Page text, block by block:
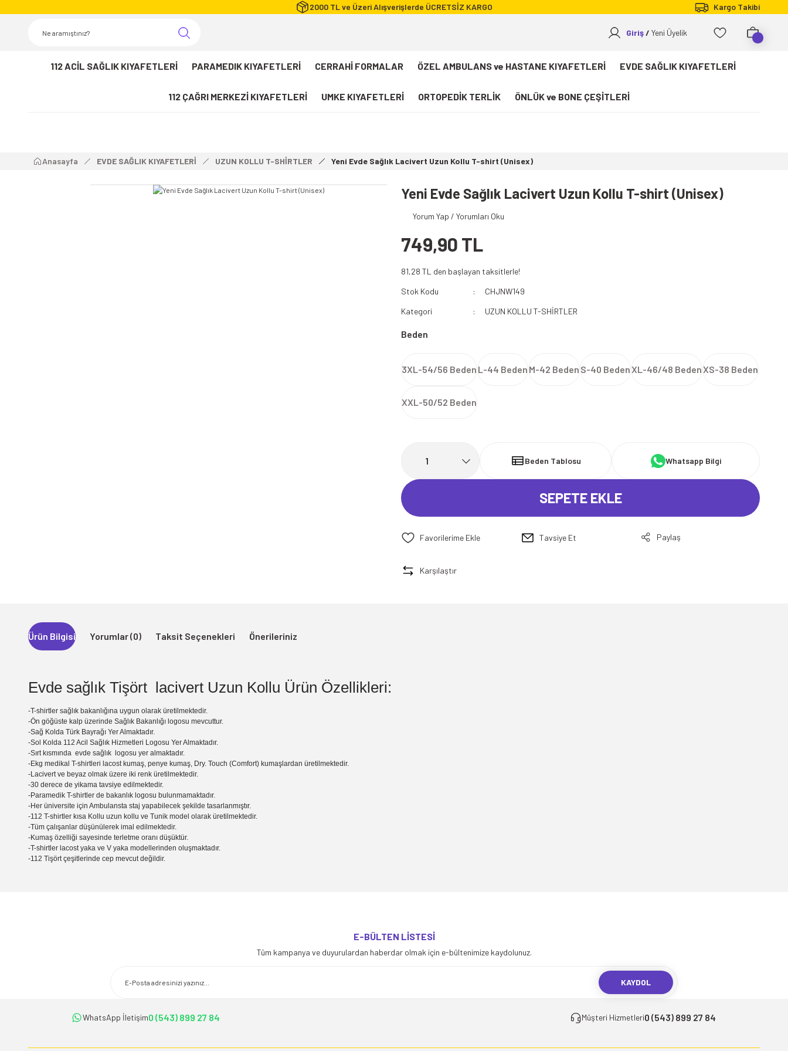
2000 TL ve Üzeri Alışverişlerde ÜCRETSİZ KARGO Kargo Takibi
Giriş Yeni Üyelik
112 ACİL SAĞLIK KIYAFETLERİ PARAMEDIK KIYAFETLERİ CERRAHİ FORMALAR ÖZEL AMBULANS ve HASTANE KIYAFETLERİ EVDE SAĞLIK KIYAFETLERİ
112 ÇAĞRI MERKEZİ KIYAFETLERİ UMKE KIYAFETLERİ ORTOPEDİK TERLİK ÖNLÜK ve BONE ÇEŞİTLERİ
Paramedik T-shirt
112 Paramedik Yelek
112 Acil Sağlık Polar
Paramedik Swit
Anasayfa EVDE SAĞLIK KIYAFETLERİ UZUN KOLLU T-SHİRTLER Yeni Evde Sağlık Lacivert Uzun Kollu T-shirt (Unisex)
Yeni Evde Sağlık Lacivert Uzun Kollu T-shirt (Unisex)
Yorum Yap / Yorumları Oku
749,90 TL
81,28 TL den başlayan taksitlerle!
Stok Kodu
CHJNW149
Kategori
UZUN KOLLU T-SHİRTLER
Beden
3XL-54/56 Beden L-44 Beden M-42 Beden S-40 BedenXL-46/48 BedenXS-38 Beden
XXL-50/52 Beden
Beden Tablosu Whatsapp Bilgi
SEPETE EKLE
Tavsiye Et Paylaş
Karşılaştır
Ürün Bilgisi Yorumlar (0) Taksit Seçenekleri Önerileriniz
Evde sağlık Tişört lacivert Uzun Kollu Ürün Özellikleri:
-T-shirtler sağlık bakanlığına uygun olarak üretilmektedir.
-Ön göğüste kalp üzerinde Sağlık Bakanlığı logosu mevcuttur.
-Sağ Kolda Türk Bayrağı Yer Almaktadır.
-Sol Kolda 112 Acil Sağlık Hizmetleri Logosu Yer Almaktadır.
-Sırt kısmında evde sağlık logosu yer almaktadır.
-Ekg medikal T-shirtleri lacost kumaş, penye kumaş, Dry. Touch (Comfort) kumaşlardan üretilmektedir.
-Lacivert ve beyaz olmak üzere iki renk üretilmektedir.
-30 derece de yikama tavsiye edilmektedir.
-Paramedik T-shirtler de bakanlık logosu bulunmamaktadır.
-Her üniversite için Ambulansta staj yapabilecek şekilde tasarlanmıştır.
-112 T-shirtler kısa Kollu uzun kollu ve Tunik model olarak üretilmektedir.
-Tüm çalışanlar düşünülerek imal edilmektedir.
-Kumaş özelliği sayesinde terletme oranı düşüktür.
-T-shirtler lacost yaka ve V yaka modellerinden oluşmaktadır.
-112 Tişört çeşitlerinde cep mevcut değildir.
Ürün açıklamasında eksik bilgiler bulunuyor.
Ürün fiyatı diğer sitelerden daha pahalı.
E-BÜLTEN LİSTESİ
Tüm kampanya ve duyurulardan haberdar olmak için e-bültenimize kaydolunuz.
KAYDOL
WhatsApp İletişim0 (543) 899 27 84 Müşteri Hizmetleri0 (543) 899 27 84